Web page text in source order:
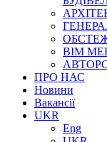
BIM
ПРО НАС
Новини
Вакансії
UKR
Eng